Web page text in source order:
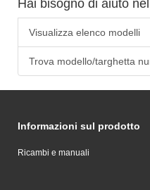
Hai bisogno di aiuto
Visualizza elenco modelli
Trova modello/targhetta
Informazioni sul prodotto
Ricambi e manuali